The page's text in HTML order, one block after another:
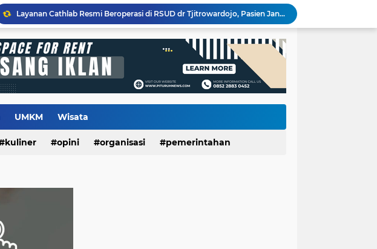
Sidang Gugatan dan Eksekusi Dijadwalkan Bersamaan, Pemkab Purworejo Minta PN Tunda Eksekusi Ponpes Minhajut Tholibin
Sate Kambing Muda Mbak Indah, Sajikan Kelezatan Khas dengan Daging Empuk dan Bumbu Meresap
Pemerintah Daerah dan Umat Kristiani Perkuat Semangat Toleransi Melalui Pembinaan Persekutuan Doa di Pituruh
Rembugan Bocah Purworejo 2026: Suara Anak Menggema, Dorong Kebijakan yang Lebih Ramah Anak
Usia 7 Tahun, Javas Inderatma Wiguna Mantap Menjadi Dalang Cilik, Sang Ayah: Berawal dari Menonton Wayang di YouTube
Wartawan Senior Purworejo Bambang Yoso Tutup Usia, Kepergiannya Tinggalkan Duka Mendalam
UMKM Wisata
kuliner opini organisasi pemerintahan